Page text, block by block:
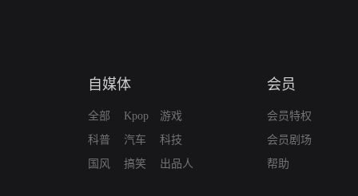
自媒体
全部
科普
国风
Kpop
汽车
搞笑
游戏
科技
出品人
会员
会员特权
会员剧场
帮助